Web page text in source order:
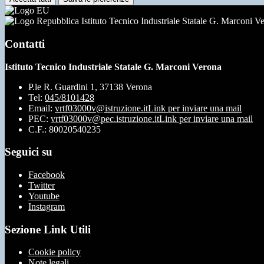
Istituto Tecnico Industriale Statale G. Marconi
Contatti
Istituto Tecnico Industriale Statale G. Marconi Verona
P.le R. Guardini 1, 37138 Verona
Tel: 045/8101428
Email: vrtf03000v@istruzione.itLink per inviare una mail
PEC: vrtf03000v@pec.istruzione.itLink per inviare una mail
C.F.: 80020540235
Seguici su
Facebook
Twitter
Youtube
Instagram
Sezione Link Utili
Cookie policy